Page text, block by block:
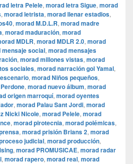
letra Pelele, morad letra Sigue, morad
, morad letrista, morad llenar estadios,
, morad M.D.L.R, morad madre
, morad maduración, morad
MDLR, morad MDLR 2.0, morad
mensaje social, morad mensajes
, morad millones vistas, morad
sociales, morad narración gol Yamal,
, morad Niños pequeños,
, morad nuevo álbum, morad
origen marroquí, morad oyentes
, morad Palau Sant Jordi, morad
Nicki Nicole, morad Pelele, morad
, morad pirotecnia, morad polémicas,
, morad prisión Brians 2, morad
judicial, morad producción,
, morad PROMUSICAE, morad radar
, morad rapero, morad real, morad